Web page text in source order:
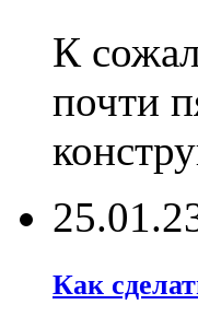
К
почти
Как